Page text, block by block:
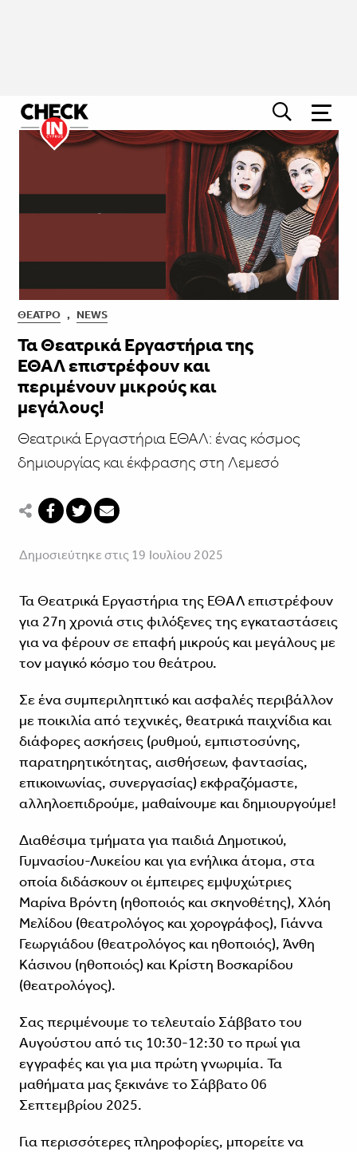
ΘΈΑΤΡΟ , NEWS
Τα Θεατρικά Εργαστήρια της
ΕΘΑΛ επιστρέφουν και
περιμένουν μικρούς και
μεγάλους!
Θεατρικά Εργαστήρια ΕΘΑΛ: ένας κόσμος
δημιουργίας και έκφρασης στη Λεμεσό
Δημοσιεύτηκε στις 19 Ιουλίου 2025
Τα Θεατρικά Εργαστήρια της ΕΘΑΛ επιστρέφουν
για 27η χρονιά στις φιλόξενες της εγκαταστάσεις
για να φέρουν σε επαφή μικρούς και μεγάλους με
τον μαγικό κόσμο του θεάτρου.
Σε ένα συμπεριληπτικό και ασφαλές περιβάλλον
με ποικιλία από τεχνικές, θεατρικά παιχνίδια και
διάφορες ασκήσεις (ρυθμού, εμπιστοσύνης,
παρατηρητικότητας, αισθήσεων, φαντασίας,
επικοινωνίας, συνεργασίας) εκφραζόμαστε,
αλληλοεπιδρούμε, μαθαίνουμε και δημιουργούμε!
Διαθέσιμα τμήματα για παιδιά Δημοτικού,
Γυμνασίου-Λυκείου και για ενήλικα άτομα, στα
οποία διδάσκουν οι έμπειρες εμψυχώτριες
Μαρίνα Βρόντη (ηθοποιός και σκηνοθέτης), Χλόη
Μελίδου (θεατρολόγος και χορογράφος), Γιάννα
Γεωργιάδου (θεατρολόγος και ηθοποιός), Άνθη
Κάσινου (ηθοποιός) και Κρίστη Βοσκαρίδου
(θεατρολόγος).
Σας περιμένουμε το τελευταίο Σάββατο του
Αυγούστου από τις 10:30-12:30 το πρωί για
εγγραφές και για μια πρώτη γνωριμία. Τα
μαθήματα μας ξεκινάνε το Σάββατο 06
Σεπτεμβρίου 2025.
Για περισσότερες πληροφορίες, μπορείτε να